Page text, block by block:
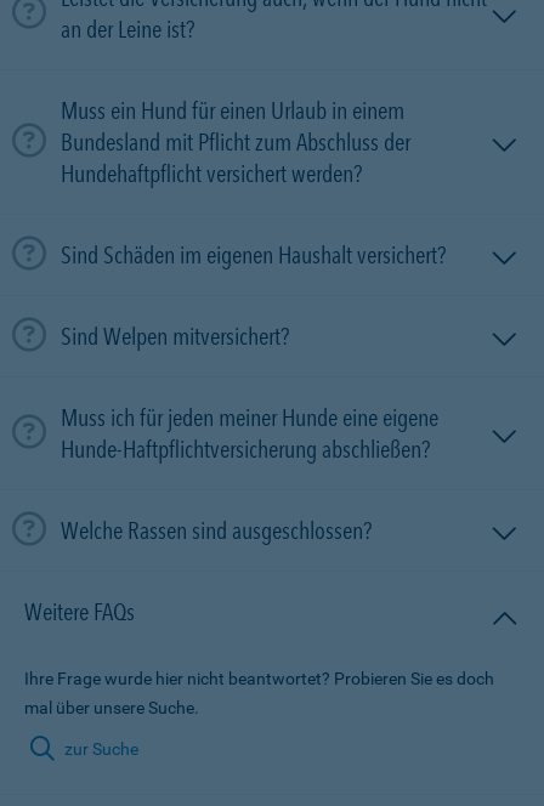
an der Leine ist?
Muss ein Hund für einen Urlaub in einem
Bundesland mit Pflicht zum Abschluss der
Hundehaftpflicht versichert werden?
Sind Schäden im eigenen Haushalt versichert?
Sind Welpen mitversichert?
Muss ich für jeden meiner Hunde eine eigene
Hunde-Haftpflichtversicherung abschließen?
Welche Rassen sind ausgeschlossen?
Weitere FAQs
Ihre Frage wurde hier nicht beantwortet? Probieren Sie es doch
mal über unsere Suche.
zur Suche